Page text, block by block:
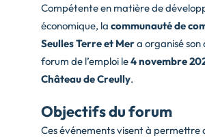
Compétente en matière de
économique, la communauté de
Seulles Terre et Mera organisé son
forum de l’emploi le4 novembre
Château de Creully.
Objectifs du forum
Ces événements visent à permettre